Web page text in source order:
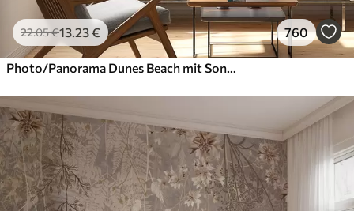
22.05€13.23€ 760
Photo/Panorama Dunes Beach mit Sonnenuntergang